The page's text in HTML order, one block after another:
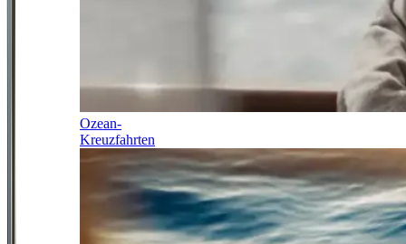
Ozean-
Kreuzfahrten